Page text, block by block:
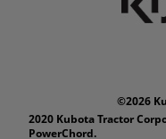
©2026
2020 Kubota Tractor
PowerChord.